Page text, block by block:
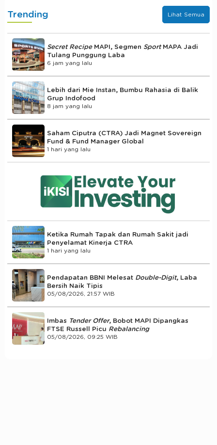
Trending Lihat Semua
Secret RecipeMAPI, Segmen Sport MAPA Jadi
Tulang Punggung Laba
6 jam yang lalu
Lebih dari Mie Instan, Bumbu Rahasia di Balik
Grup Indofood
8 jam yang lalu
Saham Ciputra (CTRA) Jadi Magnet Sovereign
Fund & Fund Manager Global
1 hari yang lalu
Ketika Rumah Tapak dan Rumah Sakit jadi
Penyelamat Kinerja CTRA
1 hari yang lalu
Pendapatan BBNI Melesat Double-Digit, Laba
Bersih Naik Tipis
05/08/2026, 21:57 WIB
Imbas Tender Offer, Bobot MAPI Dipangkas
FTSE Russell Picu Rebalancing
05/08/2026, 09:25 WIB